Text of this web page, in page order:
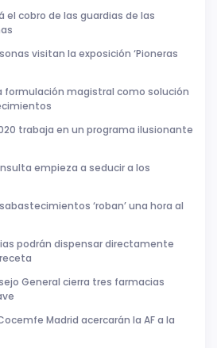
el cobro de las guardias de las
visitan la exposición ‘Pioneras
formulación magistral como solución
trabaja en un programa ilusionante
empieza a seducir a los
‘roban’ una hora al
podrán dispensar directamente
General cierra tres farmacias
Madrid acercarán la AF a la